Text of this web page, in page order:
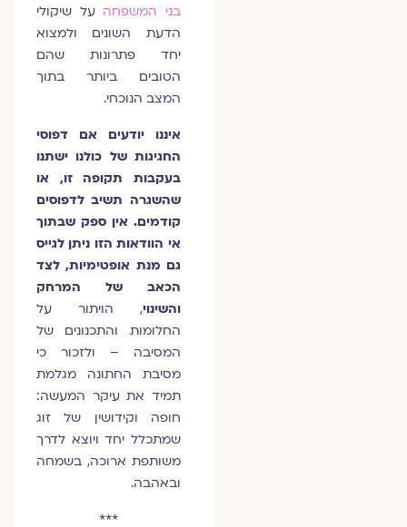
בני המשפחהעל שיקולי
הדעת השונים ולמצוא
יחד פתרונות שהם
הטובים ביותר בתוך
המצב הנוכחי.
איננו יודעים אם דפוסי
החגיגות של כולנו ישתנו
בעקבות תקופה זו, או
שהשגרה תשיב לדפוסים
קודמים. אין ספק שבתוך
אי הוודאות הזו ניתן לגייס
גם מנת אופטימיות, לצד
הכאב של המרחק
והשינוי, הויתור על
החלומות והתכנונים של
המסיבה – ולזכור כי
מסיבת החתונה מגלמת
תמיד את עיקר המעשה:
חופה וקידושין של זוג
שמתכלל יחד ויוצא לדרך
משותפת ארוכה, בשמחה
ובאהבה.
***